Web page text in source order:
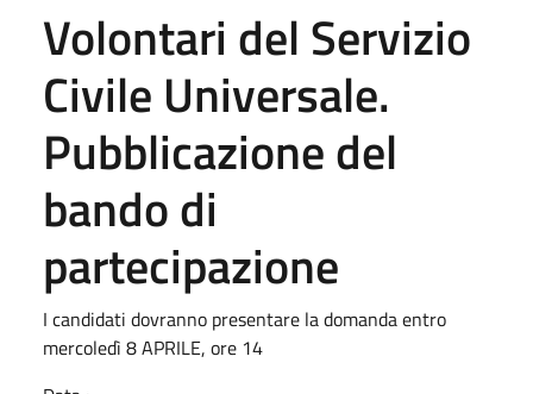
Volontari del Servizio
Civile Universale.
Pubblicazione del
bando di
partecipazione
I candidati dovranno presentare la domanda entro
mercoledì 8 APRILE, ore 14